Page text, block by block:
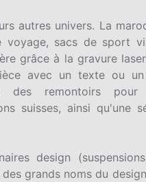
autres univers. La
voyage, sacs de sport
grâce à la gravure
avec un texte ou
des remontoirs pour
suisses, ainsi qu'une
design
grands noms du